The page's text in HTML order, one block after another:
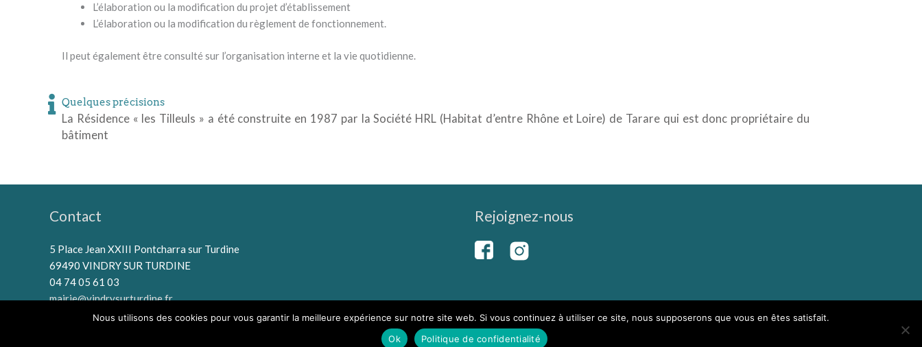
L’élaboration ou la modification du projet d’établissement
L’élaboration ou la modification du règlement de fonctionnement.
Il peut également être consulté sur l’organisation interne et la vie quotidienne.
Quelques précisions
La Résidence « les Tilleuls » a été construite en 1987 par la Société HRL (Habitat d’entre Rhône et Loire) de Tarare qui est donc propriétaire du
bâtiment
Contact
5 Place Jean XXIII Pontcharra sur Turdine
69490 VINDRY SUR TURDINE
04 74 05 61 03
mairie@vindrysurturdine.fr
Rejoignez-nous
Nous utilisons des cookies pour vous garantir la meilleure expérience sur notre site web. Si vous continuez à utiliser ce site, nous supposerons que vous en êtes satisfait.
Ok
Politique de confidentialité